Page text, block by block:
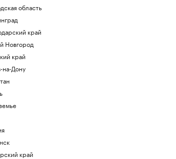
область
край
Новгород
край
на-Дону
край